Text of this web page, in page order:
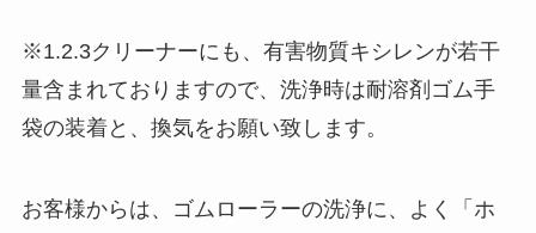
※1.2.3クリーナーにも、有害物質キシレンが若干
量含まれておりますので、洗浄時は耐溶剤ゴム手
袋の装着と、換気をお願い致します。
お客様からは、ゴムローラーの洗浄に、よく「ホ